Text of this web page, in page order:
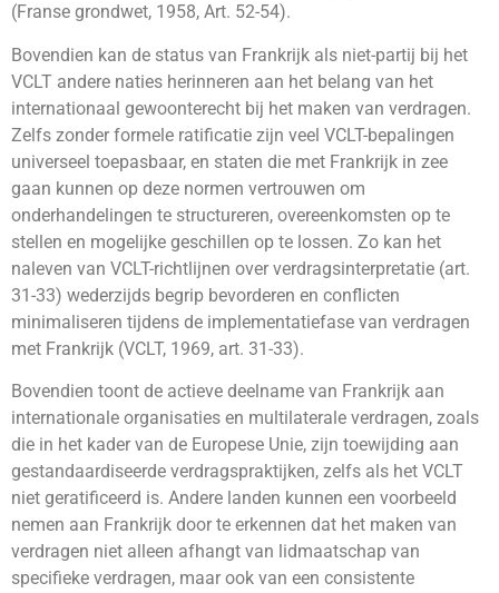
(Franse grondwet, 1958, Art. 52-54).
Bovendien kan de status van Frankrijk als niet-partij bij het
VCLT andere naties herinneren aan het belang van het
internationaal gewoonterecht bij het maken van verdragen.
Zelfs zonder formele ratificatie zijn veel VCLT-bepalingen
universeel toepasbaar, en staten die met Frankrijk in zee
gaan kunnen op deze normen vertrouwen om
onderhandelingen te structureren, overeenkomsten op te
stellen en mogelijke geschillen op te lossen. Zo kan het
naleven van VCLT-richtlijnen over verdragsinterpretatie (art.
31-33) wederzijds begrip bevorderen en conflicten
minimaliseren tijdens de implementatiefase van verdragen
met Frankrijk (VCLT, 1969, art. 31-33).
Bovendien toont de actieve deelname van Frankrijk aan
internationale organisaties en multilaterale verdragen, zoals
die in het kader van de Europese Unie, zijn toewijding aan
gestandaardiseerde verdragspraktijken, zelfs als het VCLT
niet geratificeerd is. Andere landen kunnen een voorbeeld
nemen aan Frankrijk door te erkennen dat het maken van
verdragen niet alleen afhangt van lidmaatschap van
specifieke verdragen, maar ook van een consistente